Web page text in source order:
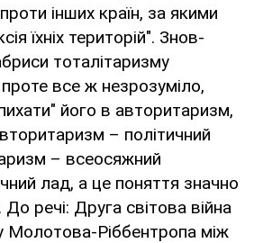
інших країн, за якими
їхніх територій". Знов-
тоталітаризму
все ж незрозуміло,
його в авторитаризм,
– політичний
– всеосяжний
лад, а це поняття значно
речі: Друга світова війна
Молотова-Ріббентропа між